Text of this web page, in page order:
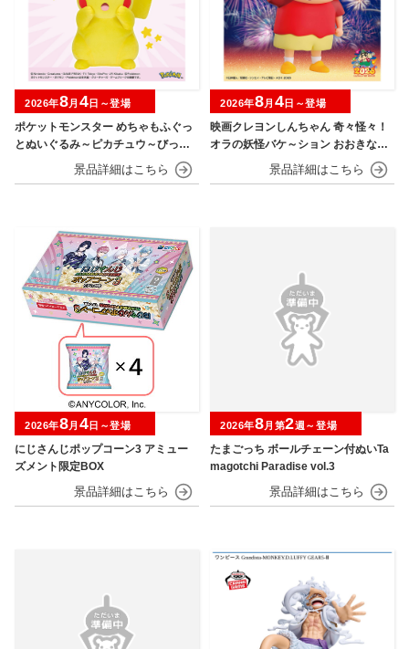
ポケットモンスター めちゃもふぐっ
とぬいぐるみ～ピカチュウ～びっく
2026年8月 4 日～登場
映画クレヨンしんちゃん 奇々怪々！
オラの妖怪バケ～ション おおきなSO
FVIMATES～野原しんのすけ～
2026年8月 4 日～登場
にじさんじポップコーン3 アミュー
ズメント限定BOX
2026年8月 4日～登場
たまごっち ボールチェーン付ぬいTa
magotchi Paradise vol.3
2026年8月第2週～登場